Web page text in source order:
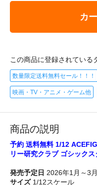
カ
この商品に登録されている
数量限定送料無料セール！！！
映画・TV・アニメ・ゲーム他
商品の説明
予約 送料無料 1/12
リー研究クラブ ゴシック
発売予定日 2026年1月～3月
サイズ1/12スケール